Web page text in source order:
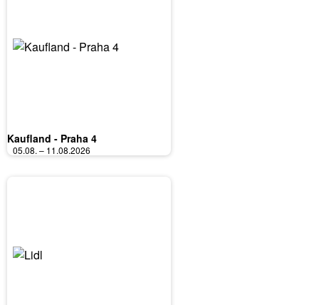
Kaufland - Praha 4
05.08. – 11.08.2026